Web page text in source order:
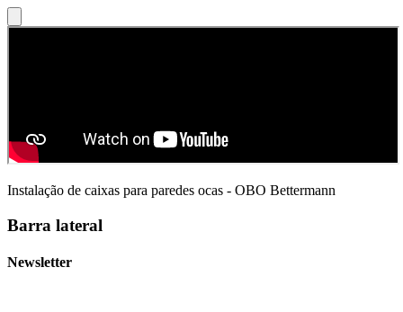
Instalação de caixas para paredes ocas - OBO Bettermann
Barra lateral
Newsletter